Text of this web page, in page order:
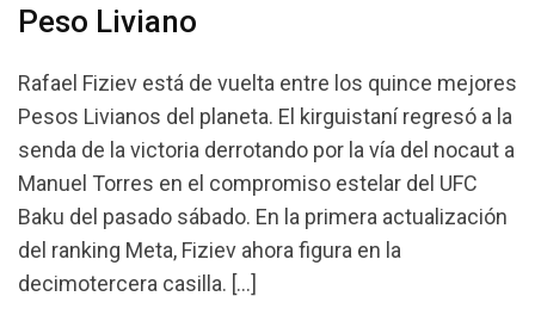
Peso Liviano
Rafael Fiziev está de vuelta entre los quince mejores
Pesos Livianos del planeta. El kirguistaní regresó a la
senda de la victoria derrotando por la vía del nocaut a
Manuel Torres en el compromiso estelar del UFC
Baku del pasado sábado. En la primera actualización
del ranking Meta, Fiziev ahora figura en la
decimotercera casilla. […]